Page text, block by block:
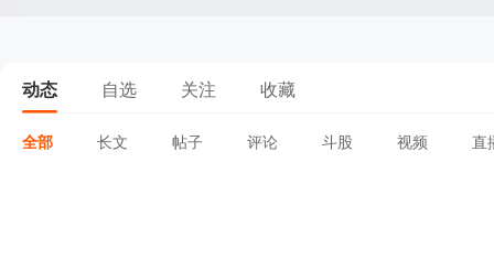
动态 自选 关注 收藏
全部 长文 帖子 评论 斗股 视频 直